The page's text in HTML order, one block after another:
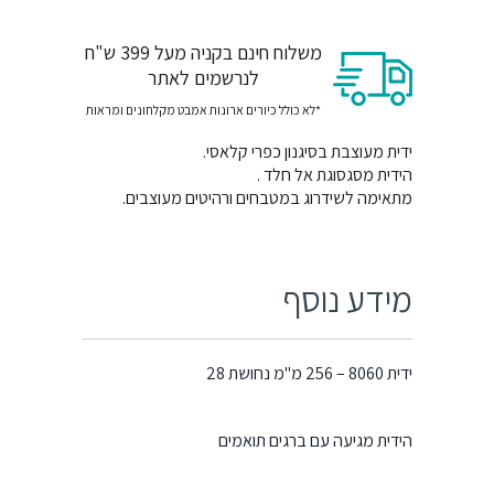
משלוח חינם בקניה מעל 399 ש"ח
לנרשמים לאתר
*לא כולל כיורים ארונות אמבט מקלחונים ומראות
ידית מעוצבת בסיגנון כפרי קלאסי.
הידית מסגסוגת אל חלד .
מתאימה לשידרוג במטבחים ורהיטים מעוצבים.
מידע נוסף
ידית 8060 – 256 מ"מ נחושת 28
הידית מגיעה עם ברגים תואמים